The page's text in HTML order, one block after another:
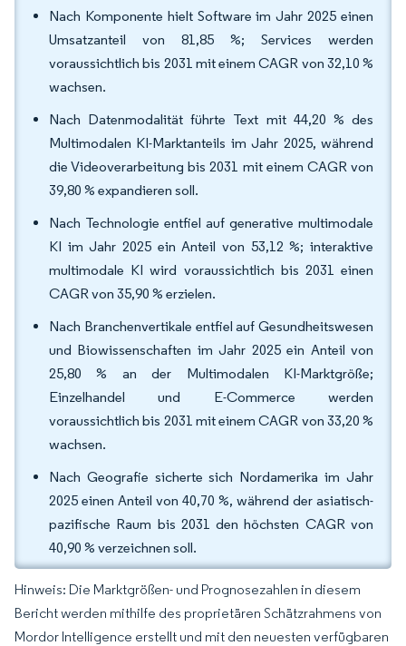
Nach Komponente hielt Software im Jahr 2025 einen
Umsatzanteil von 81,85 %; Services werden
voraussichtlich bis 2031 mit einem CAGR von 32,10 %
wachsen.
Nach Datenmodalität führte Text mit 44,20 % des
Multimodalen KI-Marktanteils im Jahr 2025, während
die Videoverarbeitung bis 2031 mit einem CAGR von
39,80 % expandieren soll.
Nach Technologie entfiel auf generative multimodale
KI im Jahr 2025 ein Anteil von 53,12 %; interaktive
multimodale KI wird voraussichtlich bis 2031 einen
CAGR von 35,90 % erzielen.
Nach Branchenvertikale entfiel auf Gesundheitswesen
und Biowissenschaften im Jahr 2025 ein Anteil von
25,80 % an der Multimodalen KI-Marktgröße;
Einzelhandel und E-Commerce werden
voraussichtlich bis 2031 mit einem CAGR von 33,20 %
wachsen.
Nach Geografie sicherte sich Nordamerika im Jahr
2025 einen Anteil von 40,70 %, während der asiatisch-
pazifische Raum bis 2031 den höchsten CAGR von
40,90 % verzeichnen soll.
Hinweis: Die Marktgrößen- und Prognosezahlen in diesem
Bericht werden mithilfe des proprietären Schätzrahmens von
Mordor Intelligence erstellt und mit den neuesten verfügbaren